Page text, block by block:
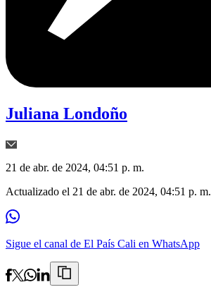
Juliana Londoño
21 de abr. de 2024, 04:51 p. m.
Actualizado el 21 de abr. de 2024, 04:51 p. m.
Sigue el canal de El País Cali en WhatsApp